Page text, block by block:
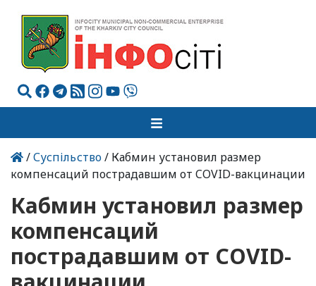
/Суспільство/ Кабмин установил размер
компенсаций пострадавшим от COVID-вакцинации
Кабмин установил размер
компенсаций
пострадавшим от COVID-